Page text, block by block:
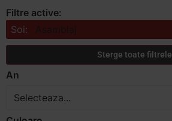
Vinuri Spumante
Vinoteca
Distilate
Filtre active:
Soi: Asamblaj
Sterge toate filtrele
An
Selecteaza...